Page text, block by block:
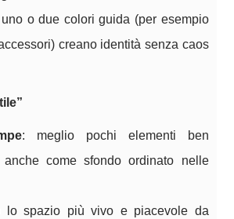
o due colori guida (per esempio
creano identità senza caos
: meglio pochi elementi ben
come sfondo ordinato nelle
lo spazio più vivo e piacevole da